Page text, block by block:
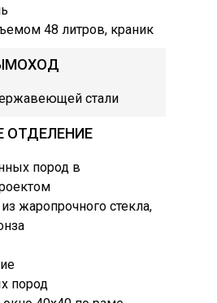
48 литров, краник
стали
ОТДЕЛЕНИЕ
пород в
жаропрочного стекла,
пород